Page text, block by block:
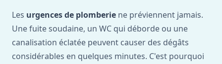
Les urgences de plomberie ne préviennent jamais.
Une fuite soudaine, un WC qui déborde ou une
canalisation éclatée peuvent causer des dégâts
considérables en quelques minutes. C'est pourquoi